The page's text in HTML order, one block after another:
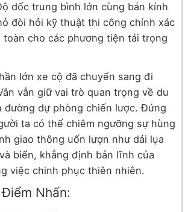
dốc trung bình lớn cùng bán kính
đòi hỏi kỹ thuật thi công chính xác
toàn cho các phương tiện tải trọng
lớn xe cộ đã chuyển sang đi
vẫn giữ vai trò quan trọng về du
đường dự phòng chiến lược. Đứng
ta có thể chiêm ngưỡng sự hùng
giao thông uốn lượn như dải lụa
biển, khẳng định bản lĩnh của
việc chinh phục thiên nhiên.
Nhấn: